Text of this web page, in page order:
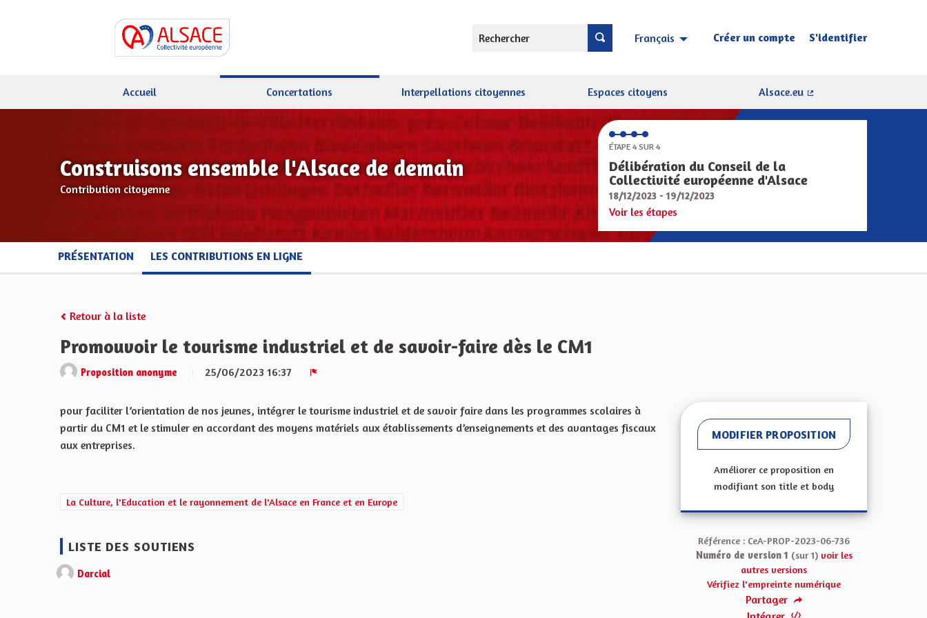
Rechercher Français Choisir la langue Sprache wählen
Créer un compte S'identifier
Accueil Concertations Interpellations citoyennes Espaces citoyens
Alsace.eu
Construisons ensemble l'Alsace de demain
Contribution citoyenne
ÉTAPE 4 SUR 4
Délibération du Conseil de la
Collectivité européenne d'Alsace
18/12/2023 - 19/12/2023
Voir les étapes
PRÉSENTATION LES CONTRIBUTIONS EN LIGNE
Retour à la liste
Promouvoir le tourisme industriel et de savoir-faire dès le CM1
Proposition anonyme
25/06/2023 16:37
pour faciliter l’orientation de nos jeunes, intégrer le tourisme industriel et de savoir faire dans les programmes scolaires à
partir du CM1 et le stimuler en accordant des moyens matériels aux établissements d’enseignements et des avantages fiscaux
aux entreprises.
Filtrer les résultats de la catégorie : La Culture, l'Education et le rayonnement de l'Alsace en France et en Europe
La Culture, l'Education et le rayonnement de l'Alsace en France et en Europe
LISTE DES SOUTIENS
Darcial
MODIFIER PROPOSITION
Améliorer ce proposition en
modifiant son title et body
Référence : CeA-PROP-2023-06-736
Numéro de version 1 (sur 1) voir les
autres versions
Vérifiez l'empreinte numérique
Partager